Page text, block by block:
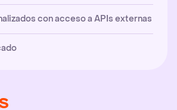
con acceso a APIs externas